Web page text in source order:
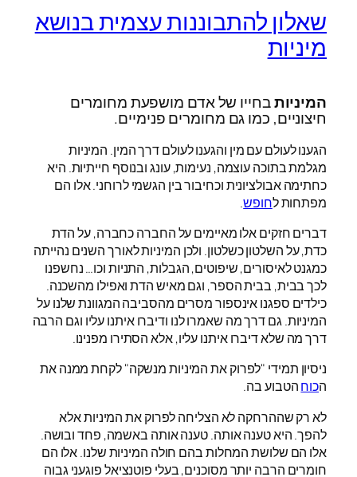
שאלון להתבוננות עצמית בנושא
מיניות
המיניותבחייו של אדם מושפעת מחומרים
חיצוניים, כמו גם מחומרים פנימיים.
הגענו לעולם עם מין והגענו לעולם דרך המין. המיניות
מגלמת בתוכה עוצמה, נעימות, עונג ובנוסף חייתיות. היא
כחתימה אבולציונית וכחיבור בין הגשמי לרוחני. אלו הם
מפתחות לחופש.
דברים חזקים אלו מאיימים על החברה כחברה, על הדת
כדת, על השלטון כשלטון. ולכן המיניות לאורך השנים נהייתה
כמגנט לאיסורים, שיפוטים, הגבלות, התניות וכו… נחשפנו
לכך בבית, בבית הספר, וגם מאיש הדת ואפילו מהשכנה.
כילדים ספגנו אינספור מסרים מהסביבה המגוונת שלנו על
המיניות. גם דרך מה שאמרו לנו ודיברו איתנו עליו וגם הרבה
דרך מה שלא דיברו איתנו עליו, אלא הסתירו מפנינו.
ניסיון תמידי "לפרוק את המיניות מנשקה" לקחת ממנה את
הכוחהטבוע בה.
לא רק שההרחקה לא הצליחה לפרוק את המיניות אלא
להפך. היא טענה אותה. טענה אותה באשמה, פחד ובושה.
אלו הם שלושת המחלות בהם חולה המיניות שלנו. אלו הם
חומרים הרבה יותר מסוכנים, בעלי פוטנציאל פוגעני גבוה